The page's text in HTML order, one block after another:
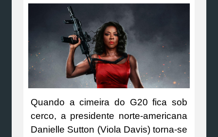
Quando a cimeira do G20 fica sob
cerco, a presidente norte-americana
Danielle Sutton (Viola Davis) torna-se